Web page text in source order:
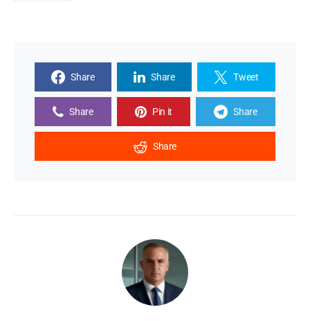
Share Share Tweet
Share Pin it Share
Share